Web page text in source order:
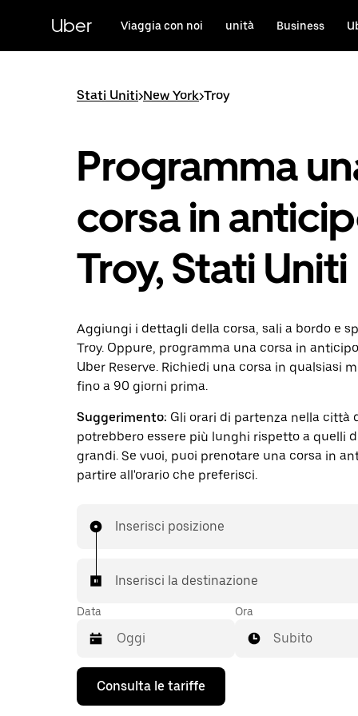
contenuto
principale
Uber Viaggia con noi unità Business
Stati Uniti>New York>Troy
Programma
corsa in
Troy, Stati Uniti
Aggiungi i dettagli della corsa, sali a bordo e
Troy. Oppure, programma una corsa in
Uber Reserve. Richiedi una corsa in qualsiasi
fino a 90 giorni prima.
Suggerimento: Gli orari di partenza nella città
potrebbero essere più lunghi rispetto a quelli
grandi. Se vuoi, puoi prenotare una corsa in
partire all'orario che preferisci.
Inserisci posizione
Inserisci la destinazione
Data
Utilizza
tasto
Ora
Subito
Consulta le tariffe